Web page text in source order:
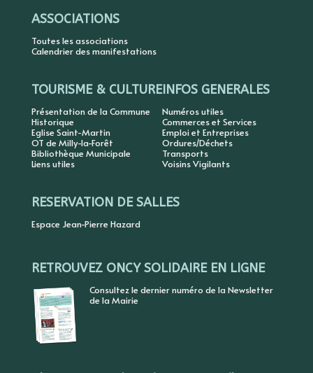
ASSOCIATIONS
Toutes les associations
Calendrier des manifestations
TOURISME & CULTURE
Présentation de la Commune
Historique
Eglise Saint-Martin
OT de Milly-la-Forêt
Bibliothèque Municipale
Liens utiles
INFOS GENERALES
Numéros utiles
Commerces et Services
Emploi et Entreprises
Ordures/Déchets
Transports
Voisins Vigilants
RESERVATION DE SALLES
Espace Jean-Pierre Hazard
RETROUVEZ ONCY SOLIDAIRE EN LIGNE
Consultez le dernier numéro de la Newsletter
de la Mairie